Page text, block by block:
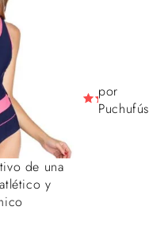
de una
y
por
Puchufús